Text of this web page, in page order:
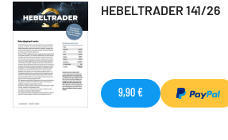
HEBELTRADER 141/26
9,90 €